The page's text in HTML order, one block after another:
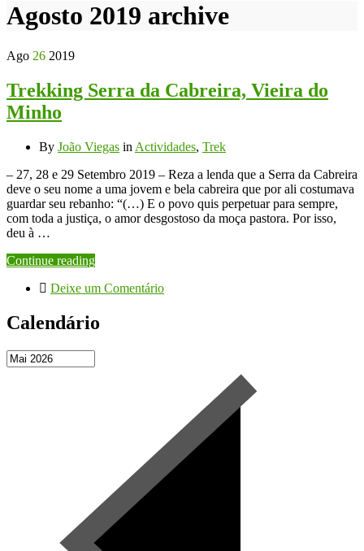
Agosto 2019 archive
Ago 26 2019
Trekking Serra da Cabreira, Vieira do
Minho
By João Viegas in Actividades, Trek
– 27, 28 e 29 Setembro 2019 – Reza a lenda que a Serra da Cabreira
deve o seu nome a uma jovem e bela cabreira que por ali costumava
guardar seu rebanho: “(…) E o povo quis perpetuar para sempre,
com toda a justiça, o amor desgostoso da moça pastora. Por isso,
deu à …
Continue reading
Deixe um Comentário
Calendário